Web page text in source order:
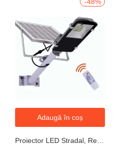
-48%
Adaugă în coș